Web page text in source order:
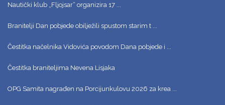
Nautički klub „Fljojsar“ organizira 17 ...
Branitelji Dan pobjede obilježili spustom starim t ...
Čestitka načelnika Vidovića povodom Dana pobjede i ...
Čestitka braniteljima Nevena Lisjaka
OPG Samita nagrađen na Porcijunkulovu 2026 za krea ...